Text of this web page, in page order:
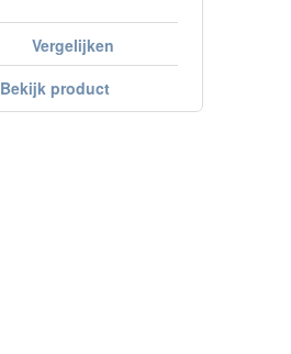
Vergelijken
Bekijk product